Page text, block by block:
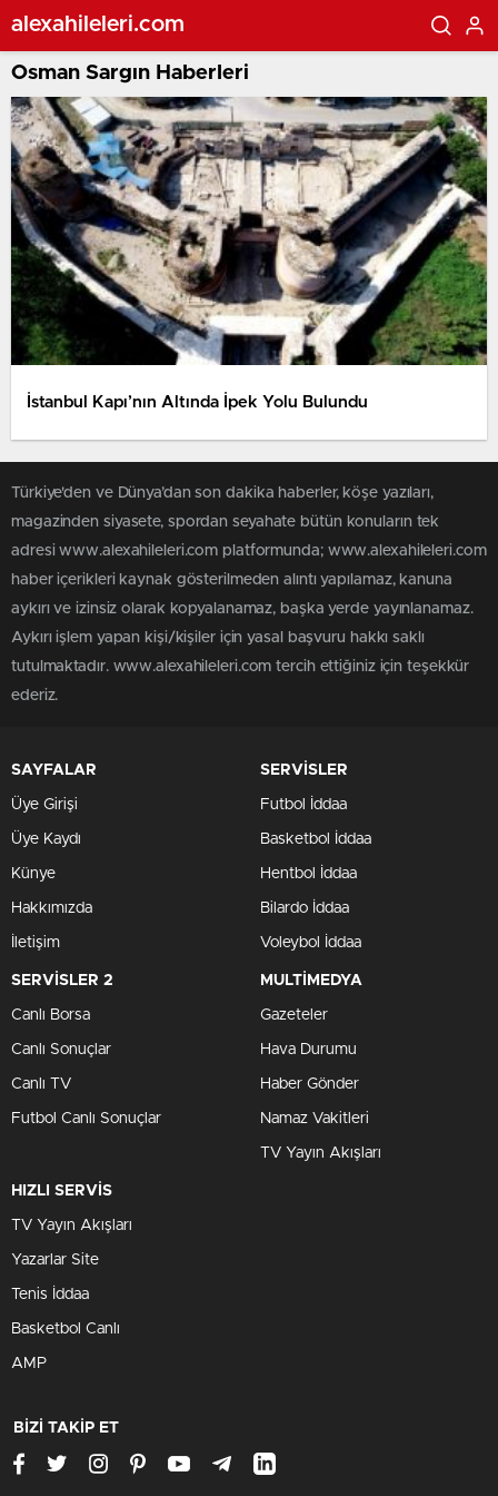
alexahileleri.com
Osman Sargın Haberleri
İstanbul Kapı’nın Altında İpek Yolu Bulundu
Türkiye'den ve Dünya’dan son dakika haberler, köşe yazıları,
magazinden siyasete, spordan seyahate bütün konuların tek
adresi www.alexahileleri.com platformunda; www.alexahileleri.com
haber içerikleri kaynak gösterilmeden alıntı yapılamaz, kanuna
aykırı ve izinsiz olarak kopyalanamaz, başka yerde yayınlanamaz.
Aykırı işlem yapan kişi/kişiler için yasal başvuru hakkı saklı
tutulmaktadır. www.alexahileleri.com tercih ettiğiniz için teşekkür
ederiz.
SAYFALAR
Üye Girişi
Üye Kaydı
Künye
Hakkımızda
İletişim
SERVİSLER
Futbol İddaa
Basketbol İddaa
Hentbol İddaa
Bilardo İddaa
Voleybol İddaa
SERVİSLER 2
Canlı Borsa
Canlı Sonuçlar
Canlı TV
Futbol Canlı Sonuçlar
MULTİMEDYA
Gazeteler
Hava Durumu
Haber Gönder
Namaz Vakitleri
TV Yayın Akışları
HIZLI SERVİS
TV Yayın Akışları
Yazarlar Site
Tenis İddaa
Basketbol Canlı
AMP
BİZİ TAKİP ET